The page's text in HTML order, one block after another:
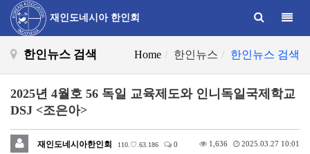
재인도네시아 한인회
한인뉴스 검색 Home 한인뉴스 한인뉴스 검색
2025년 4월호 56 독일 교육제도와 인니독일국제학교
DSJ <조은아>
재인도네시아한인회 110.♡.63.186 0 1,636 2025.03.27 10:01